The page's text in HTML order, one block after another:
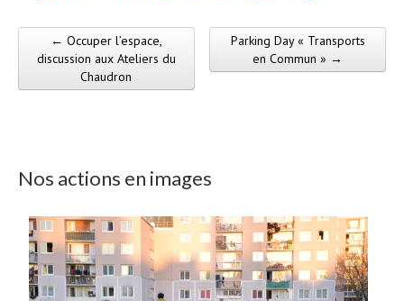
Post navigation
← Occuper l’espace,
discussion aux Ateliers du
Chaudron
Parking Day « Transports
en Commun » →
Nos actions en images